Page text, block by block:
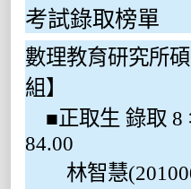
考試錄取榜單
數理教育研究所
組】
■正取生 錄取 8
84.00
林智慧